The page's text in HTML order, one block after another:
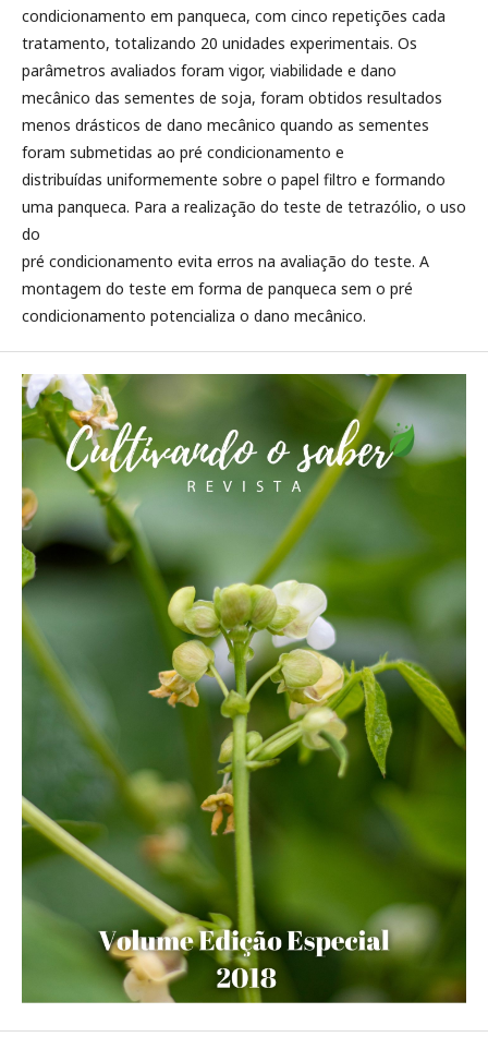
condicionamento em panqueca, com cinco repetições cada
tratamento, totalizando 20 unidades experimentais. Os
parâmetros avaliados foram vigor, viabilidade e dano
mecânico das sementes de soja, foram obtidos resultados
menos drásticos de dano mecânico quando as sementes
foram submetidas ao pré condicionamento e
distribuídas uniformemente sobre o papel filtro e formando
uma panqueca. Para a realização do teste de tetrazólio, o uso
do
pré condicionamento evita erros na avaliação do teste. A
montagem do teste em forma de panqueca sem o pré
condicionamento potencializa o dano mecânico.